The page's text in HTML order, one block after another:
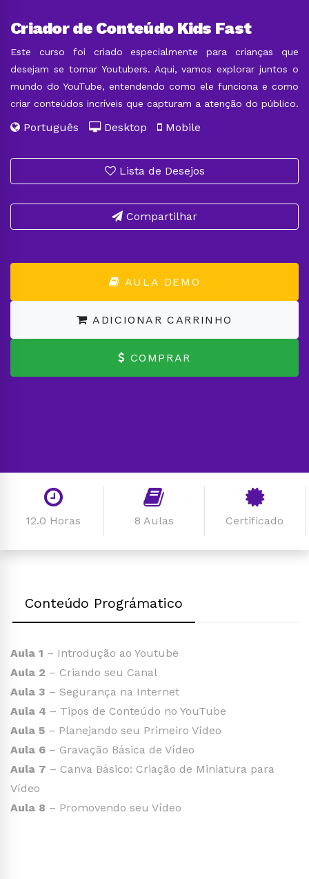
Criador de Conteúdo Kids Fast
Este curso foi criado especialmente para crianças que
desejam se tornar Youtubers. Aqui, vamos explorar juntos o
mundo do YouTube, entendendo como ele funciona e como
criar conteúdos incríveis que capturam a atenção do público.
Português Desktop Mobile
Lista de Desejos
Compartilhar
AULA DEMO
ADICIONAR CARRINHO
COMPRAR
12.0 Horas 8 Aulas Certificado
Conteúdo Prográmatico
Aula 1 – Introdução ao Youtube
Aula 2 – Criando seu Canal
Aula 3 – Segurança na Internet
Aula 4 – Tipos de Conteúdo no YouTube
Aula 5 – Planejando seu Primeiro Vídeo
Aula 6 – Gravação Básica de Vídeo
Aula 7 – Canva Básico: Criação de Miniatura para
Vídeo
Aula 8 – Promovendo seu Vídeo